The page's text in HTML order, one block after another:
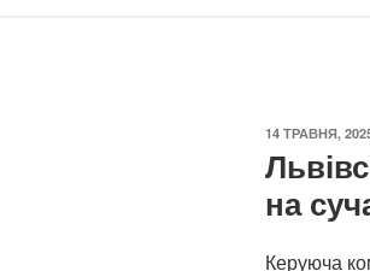
14 ТРАВНЯ,
на
Керуюча